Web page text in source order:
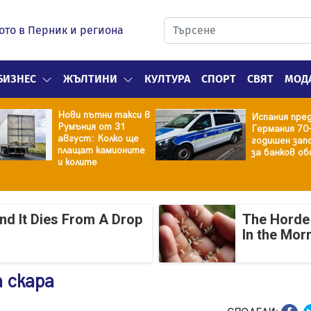
в Перник и региона
ЖЪЛТИНИ КУЛТУРА СПОРТ СВЯТ
Нови пътни такси в
Румъния от 31
август: Колко ще
плащат камионите
и колите
Испания
Германия
годишен
за банков
It Dies From A Drop
The
In the
скара